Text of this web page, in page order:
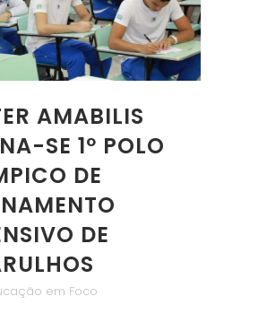
AMABILIS
SE 1º POLO
DE
DE
em Foco